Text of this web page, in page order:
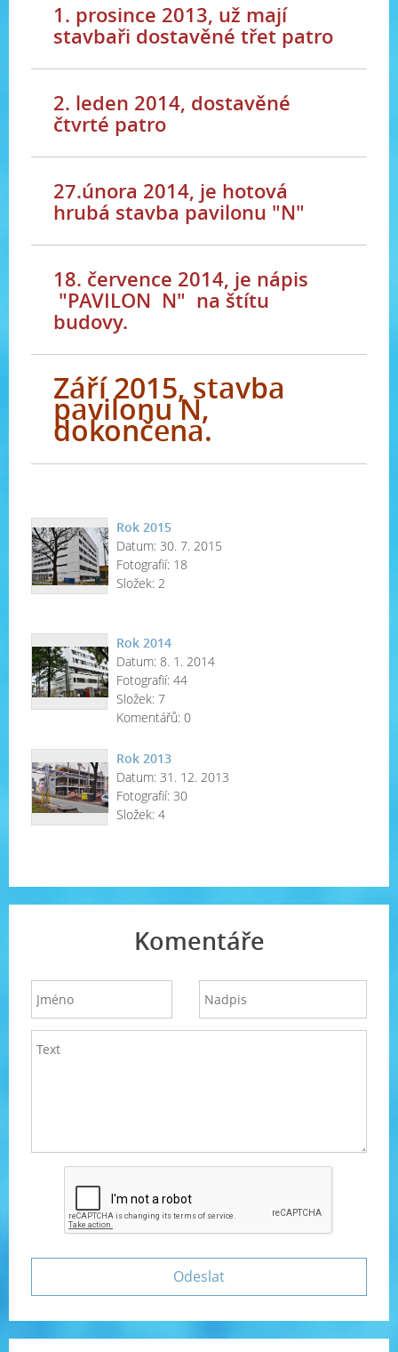
1. prosince 2013, už mají
stavbaři dostavěné třet patro
2. leden 2014, dostavěné
čtvrté patro
27.února 2014, je hotová
hrubá stavba pavilonu "N"
18. července 2014, je nápis
"PAVILON N" na štítu
budovy.
Září 2015, stavba
pavilonu N,
dokončena.
Rok 2015
Datum: 30. 7. 2015
Fotografií: 18
Složek: 2
Rok 2014
Datum: 8. 1. 2014
Fotografií: 44
Složek: 7
Komentářů: 0
Rok 2013
Datum: 31. 12. 2013
Fotografií: 30
Složek: 4
Komentáře